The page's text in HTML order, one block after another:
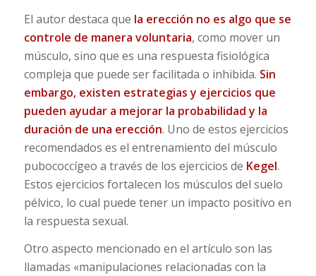
El autor destaca que la erección no es algo que se
controle de manera voluntaria, como mover un
músculo, sino que es una respuesta fisiológica
compleja que puede ser facilitada o inhibida. Sin
embargo, existen estrategias y ejercicios que
pueden ayudar a mejorar la probabilidad y la
duración de una erección. Uno de estos ejercicios
recomendados es el entrenamiento del músculo
pubococcígeo a través de los ejercicios de Kegel.
Estos ejercicios fortalecen los músculos del suelo
pélvico, lo cual puede tener un impacto positivo en
la respuesta sexual.
Otro aspecto mencionado en el artículo son las
llamadas «manipulaciones relacionadas con la